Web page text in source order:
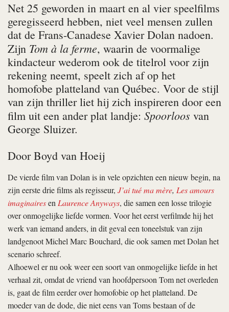
Net 25 geworden in maart en al vier speelfilms
geregisseerd hebben, niet veel mensen zullen
dat de Frans-Canadese Xavier Dolan nadoen.
Zijn Tom à la ferme, waarin de voormalige
kindacteur wederom ook de titelrol voor zijn
rekening neemt, speelt zich af op het
homofobe platteland van Québec. Voor de stijl
van zijn thriller liet hij zich inspireren door een
film uit een ander plat landje: Spoorloos van
George Sluizer.
DoorBoyd van Hoeij
De vierde film van Dolan is in vele opzichten een nieuw begin, na
zijn eerste drie films als regisseur, J’ai tué ma mère, Les amours
imaginairesenLaurence Anyways, die samen een losse trilogie
over onmogelijke liefde vormen. Voor het eerst verfilmde hij het
werk van iemand anders, in dit geval een toneelstuk van zijn
landgenoot Michel Marc Bouchard, die ook samen met Dolan het
scenario schreef.
Alhoewel er nu ook weer een soort van onmogelijke liefde in het
verhaal zit, omdat de vriend van hoofdpersoon Tom net overleden
is, gaat de film eerder over homofobie op het platteland. De
moeder van de dode, die niet eens van Toms bestaan of de